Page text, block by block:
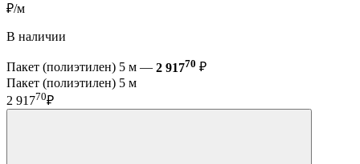
₽/м
В наличии
Пакет (полиэтилен) 5 м — 2 91770 ₽
Пакет (полиэтилен) 5 м
2 91770₽